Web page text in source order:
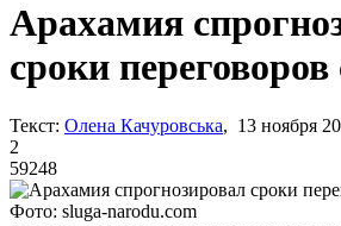
Арахамия
сроки
Текст: Олена Качуровська, 13 ноября
2
59248
Фото: sluga-narodu.com